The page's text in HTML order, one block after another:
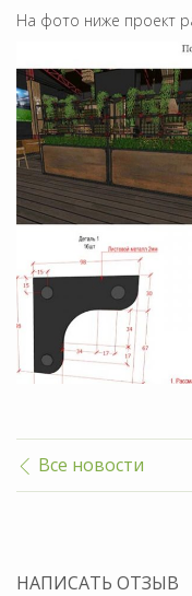
На фото ниже проект
Все новости
НАПИСАТЬ ОТЗЫВ